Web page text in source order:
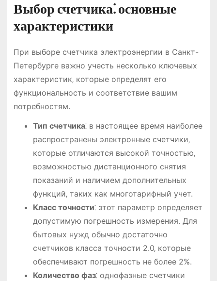
Выбор счетчика⁚ основные
характеристики
При выборе счетчика электроэнергии в Санкт-
Петербурге важно учесть несколько ключевых
характеристик‚ которые определят его
функциональность и соответствие вашим
потребностям.
Тип счетчика⁚ в настоящее время наиболее
распространены электронные счетчики‚
которые отличаются высокой точностью‚
возможностью дистанционного снятия
показаний и наличием дополнительных
функций‚ таких как многотарифный учет.
Класс точности⁚ этот параметр определяет
допустимую погрешность измерения. Для
бытовых нужд обычно достаточно
счетчиков класса точности 2.0‚ которые
обеспечивают погрешность не более 2%.
Количество фаз⁚ однофазные счетчики